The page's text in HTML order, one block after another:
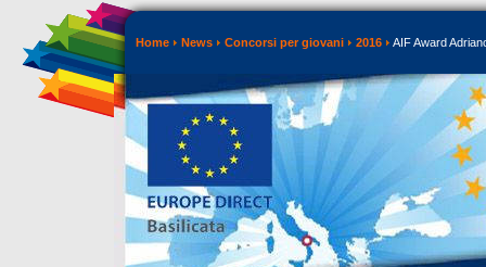
Home News Concorsi per giovani 2016 AIF Award